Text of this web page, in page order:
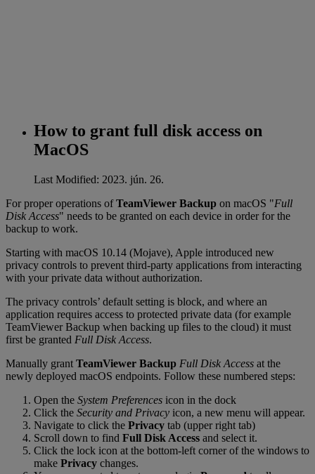
How to grant full disk access on
MacOS
Last Modified: 2023. jún. 26.
For proper operations ofTeamViewer Backup on macOS "Full
Disk Access" needs to be granted on each device in order for the
backup to work.
Starting with macOS 10.14 (Mojave), Apple introduced new
privacy controls to prevent third-party applications from interacting
with your private data without authorization.
The privacy controls’ default setting is block, and where an
application requires access to protected private data (for example
TeamViewer Backup when backing up files to the cloud) it must
first be granted Full Disk Access.
Manually grant TeamViewer Backup Full Disk Access at the
newly deployed macOS endpoints. Follow these numbered steps:
Open the System Preferences icon in the dock
Click the Security and Privacy icon, a new menu will appear.
Navigate to click the Privacy tab (upper right tab)
Scroll down to find Full Disk Access and select it.
Click the lock icon at the bottom-left corner of the windows to
make Privacy changes.